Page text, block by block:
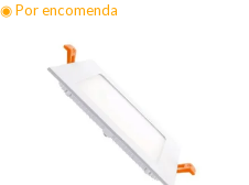
◉ Por encomenda